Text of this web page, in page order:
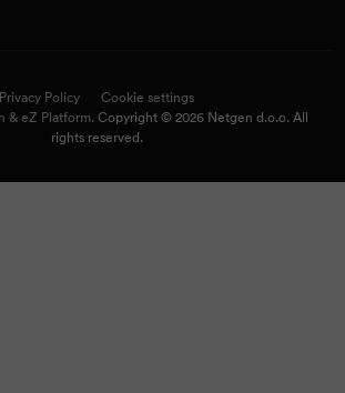
& eZ Platform. Copyright © 2026 Netgen d.o.o. All
rights reserved.
Privacy Policy Cookie settings